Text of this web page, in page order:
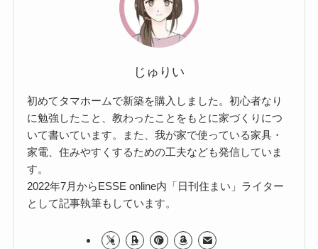
じゅりい
初めてタマホームで新築を購入しました。初心者なり
に勉強したこと、教わったことをもとに家づくりにつ
いて書いています。また、我が家で使っている家具・
家電、住みやすくするための工夫なども発信していま
す。
2022年7月からESSE online内「日刊住まい」ライター
として記事執筆もしています。